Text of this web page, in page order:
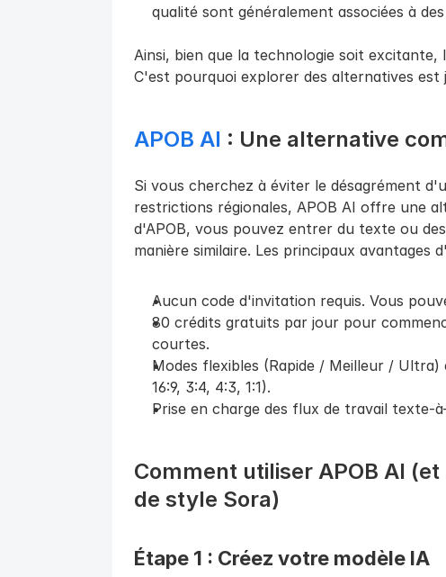
qualité sont généralement associées à
Ainsi, bien que la technologie soit
C'est pourquoi explorer des alternatives est
APOB AI : Une alternative
Si vous cherchez à éviter le désagrément
restrictions régionales, APOB AI offre une
d'APOB, vous pouvez entrer du texte ou
manière similaire. Les principaux avantages
Aucun code d'invitation requis. Vous
80 crédits gratuits par jour pour
courtes.
Modes flexibles (Rapide / Meilleur /
16:9, 3:4, 4:3, 1:1).
Prise en charge des flux de travail texte-
Comment utiliser APOB AI
de style Sora)
Étape 1 : Créez votre modèle IA